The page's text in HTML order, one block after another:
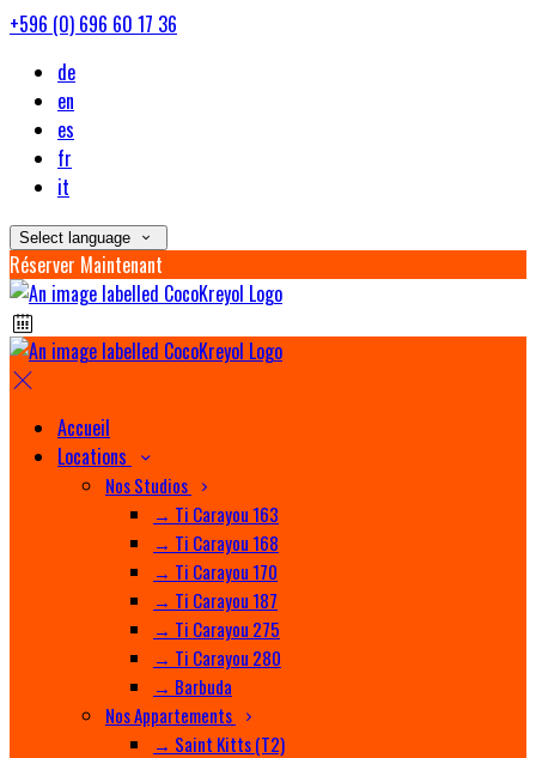
+596 (0) 696 60 17 36
de
en
es
fr
it
Select language
Réserver Maintenant
Accueil
Locations
Nos Studios
→ Ti Carayou 163
→ Ti Carayou 168
→ Ti Carayou 170
→ Ti Carayou 187
→ Ti Carayou 275
→ Ti Carayou 280
→ Barbuda
Nos Appartements
→ Saint Kitts (T2)